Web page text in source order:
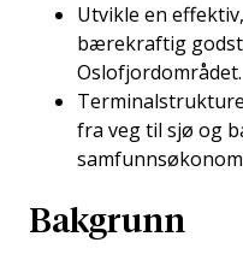
Utvikle en
bærekraftig
Oslofjordområdet.
fra veg til sjø og
Bakgrunn